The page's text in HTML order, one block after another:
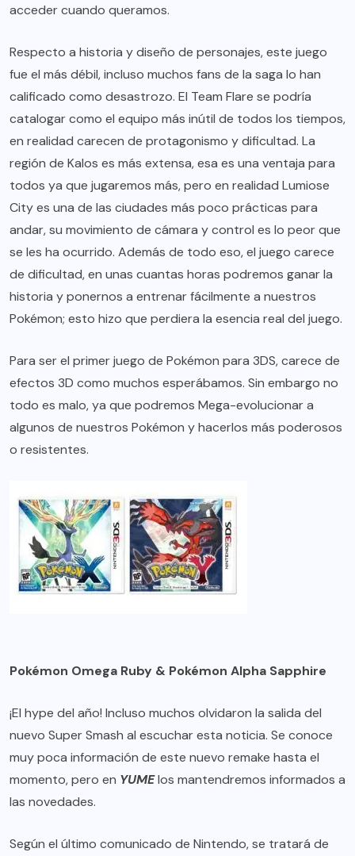
acceder cuando queramos.
Respecto a historia y diseño de personajes, este juego
fue el más débil, incluso muchos fans de la saga lo han
calificado como desastrozo. El Team Flare se podría
catalogar como el equipo más inútil de todos los tiempos,
en realidad carecen de protagonismo y dificultad. La
región de Kalos es más extensa, esa es una ventaja para
todos ya que jugaremos más, pero en realidad Lumiose
City es una de las ciudades más poco prácticas para
andar, su movimiento de cámara y control es lo peor que
se les ha ocurrido. Además de todo eso, el juego carece
de dificultad, en unas cuantas horas podremos ganar la
historia y ponernos a entrenar fácilmente a nuestros
Pokémon; esto hizo que perdiera la esencia real del juego.
Para ser el primer juego de Pokémon para 3DS, carece de
efectos 3D como muchos esperábamos. Sin embargo no
todo es malo, ya que podremos Mega-evolucionar a
algunos de nuestros Pokémon y hacerlos más poderosos
o resistentes.
Pokémon Omega Ruby & Pokémon Alpha Sapphire
¡El hype del año! Incluso muchos olvidaron la salida del
nuevo Super Smash al escuchar esta noticia. Se conoce
muy poca información de este nuevo remake hasta el
momento, pero en YUMElos mantendremos informados a
las novedades.
Según el último comunicado de Nintendo, se tratará de